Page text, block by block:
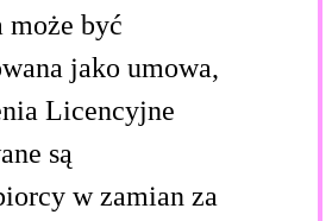
może być
jako umowa,
Licencyjne
są
w zamian za